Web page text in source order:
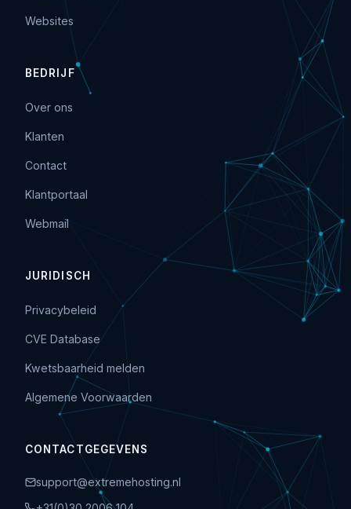
Websites
BEDRIJF
Over ons
Klanten
Contact
Klantportaal
Webmail
JURIDISCH
Privacybeleid
CVE Database
Kwetsbaarheid melden
Algemene Voorwaarden
CONTACTGEGEVENS
support@extremehosting.nl